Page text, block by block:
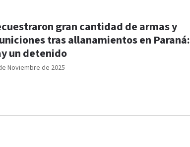
Noviembre de 2025
gran cantidad de armas y
tras allanamientos en Paraná:
un detenido